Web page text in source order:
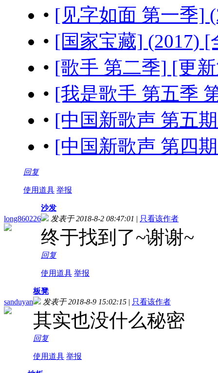
• [见字如面 第一季]
• [国家宝藏] (2017)
• [歌手 第二季] [更新
• [我是歌手 第五季
• [中国新歌声 第五期
• [中国新歌声 第四期
回复
使用道具 举报
long860226
沙发
发表于 2018-8-2 08:47:01 | 只看该作者
终于找到了~谢谢~
回复
使用道具 举报
sanduyan
板凳
发表于 2018-8-9 15:02:15 | 只看该作者
其实也没什么秘密
回复
使用道具 举报